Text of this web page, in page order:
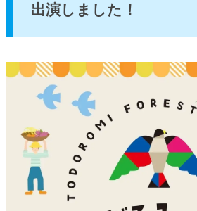
出演しました！